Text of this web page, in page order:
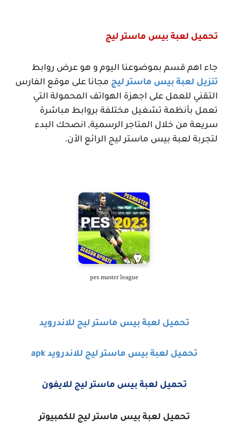
تحميل لعبة بيس ماستر ليج
جاء اهم قسم بموضوعنا اليوم و هو عرض روابط
تنزيل لعبة بيس ماستر ليج مجانا على موقع الفارس
التقني للعمل على اجهزة الهواتف المحمولة التي
تعمل بأنظمة تشغيل مختلفة بروابط مباشرة
سريعة من خلال المتاجر الرسمية, انصحك البدء
لتجربة لعبة بيس ماستر ليج الرائع الأن.
pes master league
تحميل لعبة بيس ماستر ليج للاندرويد
تحميل لعبة بيس ماستر ليج للاندرويد apk
تحميل لعبة بيس ماستر ليج للايفون
تحميل لعبة بيس ماستر ليج للكمبيوتر